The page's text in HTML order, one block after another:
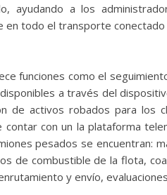
ayudando a los
en todo el transporte conectado
funciones como el
a través del
de activos robados para los
contar con un la plataforma
pesados se encuentran:
de combustible de la flota,
y envío,